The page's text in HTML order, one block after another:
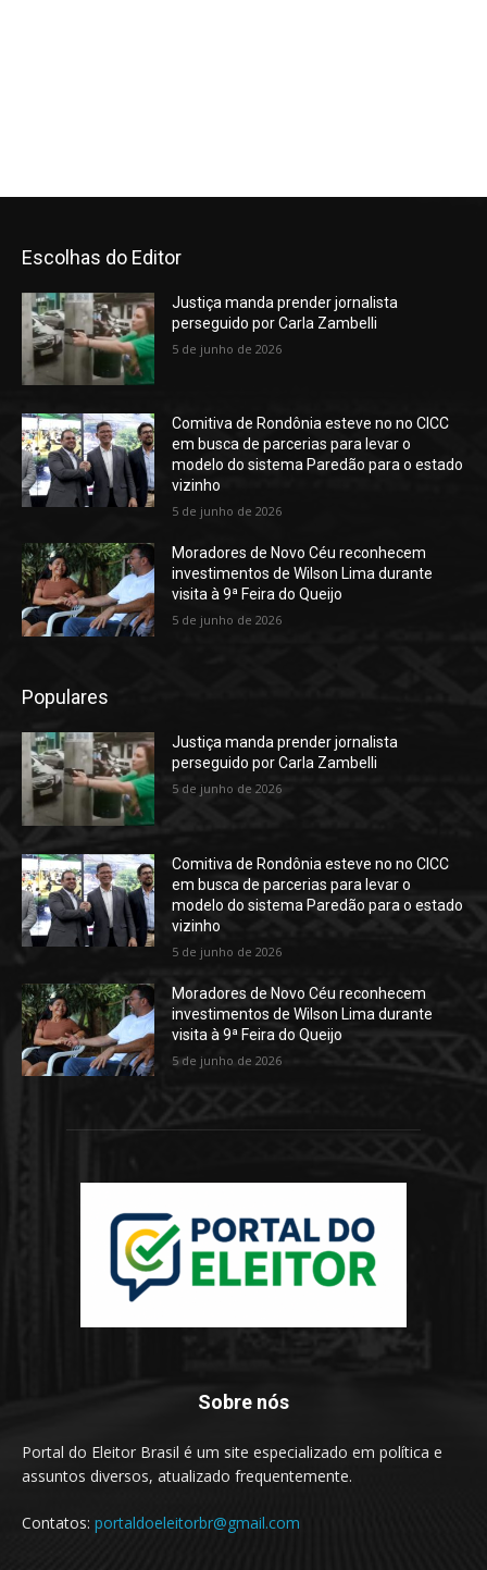
Escolhas do Editor
Justiça manda prender jornalista
perseguido por Carla Zambelli
5 de junho de 2026
Comitiva de Rondônia esteve no no CICC
em busca de parcerias para levar o
modelo do sistema Paredão para o estado
vizinho
5 de junho de 2026
Moradores de Novo Céu reconhecem
investimentos de Wilson Lima durante
visita à 9ª Feira do Queijo
5 de junho de 2026
Populares
Justiça manda prender jornalista
perseguido por Carla Zambelli
5 de junho de 2026
Comitiva de Rondônia esteve no no CICC
em busca de parcerias para levar o
modelo do sistema Paredão para o estado
vizinho
5 de junho de 2026
Moradores de Novo Céu reconhecem
investimentos de Wilson Lima durante
visita à 9ª Feira do Queijo
5 de junho de 2026
Sobre nós
Portal do Eleitor Brasil é um site especializado em política e
assuntos diversos, atualizado frequentemente.
Contatos: portaldoeleitorbr@gmail.com